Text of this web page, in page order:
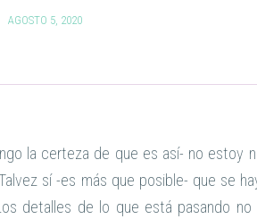
AGOSTO 5, 2020
la certeza de que es así- no estoy
sí -es más que posible- que se
detalles de lo que está pasando